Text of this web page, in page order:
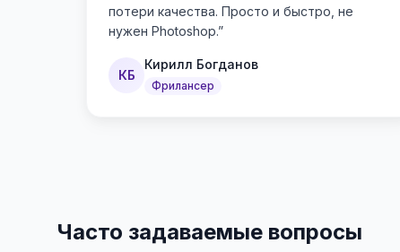
потери качества. Просто и быстро, не
нужен Photoshop.”
КБ
Кирилл Богданов
Фрилансер
Часто задаваемые вопросы